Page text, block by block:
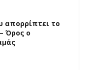
απορρίπτει το
Όρος ο